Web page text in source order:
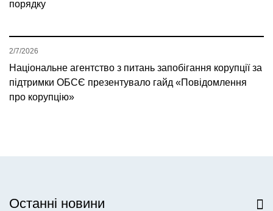
порядку
Національне агентство з питань запобігання корупції за
підтримки ОБСЄ презентувало гайд «Повідомлення
про корупцію»
2/7/2026
Останні новини